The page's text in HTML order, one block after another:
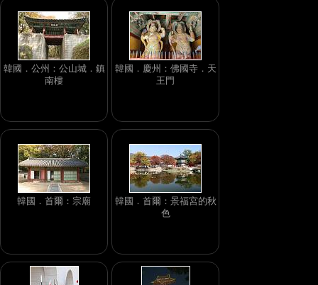
韓國．公州：公山城．鎮
南樓
韓國．慶州：佛國寺．天
王門
韓國．首爾：宗廟
韓國．首爾：景福宮的秋
色